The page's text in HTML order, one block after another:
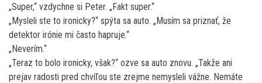
„Super,“ vzdychne si Peter. „Fakt super.“
„Mysleli ste to ironicky?“ spýta sa auto. „Musím sa priznať, že
detektor irónie mi často hapruje.“
„Neverím.“
„Teraz to bolo ironicky, však?“ ozve sa auto znovu. „Takže ani
prejav radosti pred chvíľou ste zrejme nemysleli vážne. Nemáte